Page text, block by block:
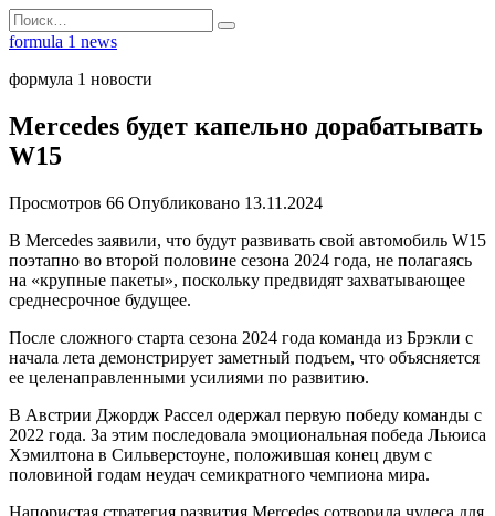
Перейти
к
Search
for:
formula 1 news
формула 1 новости
Mercedes будет капельно дорабатывать
W15
Просмотров 66 Опубликовано 13.11.2024
В Mercedes заявили, что будут развивать свой автомобиль W15
поэтапно во второй половине сезона 2024 года, не полагаясь
на «крупные пакеты», поскольку предвидят захватывающее
среднесрочное будущее.
После сложного старта сезона 2024 года команда из Брэкли с
начала лета демонстрирует заметный подъем, что объясняется
ее целенаправленными усилиями по развитию.
В Австрии Джордж Рассел одержал первую победу команды с
2022 года. За этим последовала эмоциональная победа Льюиса
Хэмилтона в Сильверстоуне, положившая конец двум с
половиной годам неудач семикратного чемпиона мира.
Напористая стратегия развития Mercedes сотворила чудеса для